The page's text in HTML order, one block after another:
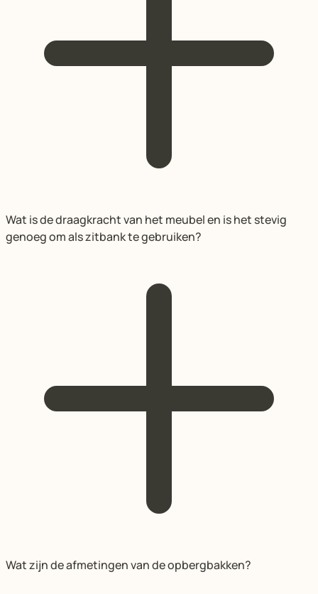
Wat is de draagkracht van het meubel en is het stevig
genoeg om als zitbank te gebruiken?
Wat zijn de afmetingen van de opbergbakken?